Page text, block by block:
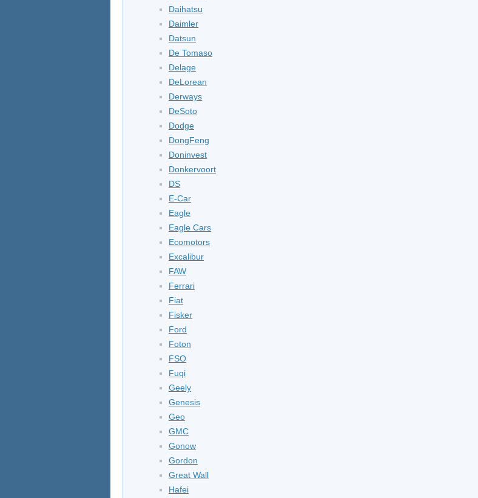
Daihatsu
Daimler
Datsun
De Tomaso
Delage
DeLorean
Derways
DeSoto
Dodge
DongFeng
Doninvest
Donkervoort
DS
E-Car
Eagle
Eagle Cars
Ecomotors
Excalibur
FAW
Ferrari
Fiat
Fisker
Ford
Foton
FSO
Fuqi
Geely
Genesis
Geo
GMC
Gonow
Gordon
Great Wall
Hafei